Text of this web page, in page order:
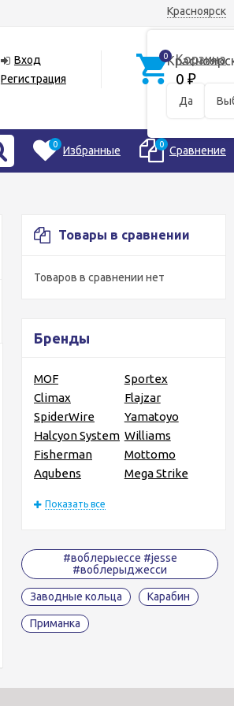
Красноярск
Да
Вход
Регистрация
0 Корзина
0 ₽
0 Избранные 0 Сравнение
Товары в сравнении
Товаров в сравнении нет
Бренды
MOF
Sportex
Climax
Flajzar
SpiderWire
Yamatoyo
Halcyon System Williams
Fisherman
Mottomo
Aqubens
Mega Strike
Показать все
#воблерыессе #jesse
#воблерыджесси
Заводные кольца Карабин
Приманка